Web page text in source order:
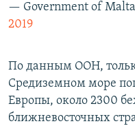
— Government of
2019
По данным ООН,
Средиземном море
Европы, около 2300
ближневосточных